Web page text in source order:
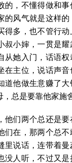
的，不懂得做和
的风气就是这样
得多，也不管行
叔小婶，一贯是
从她入门，话语
在主位，说话声
道他做生意赚了大
总是要靠他家施
他们两个总还是
们在，那两个总
里说话，连带着
没人听，不过又